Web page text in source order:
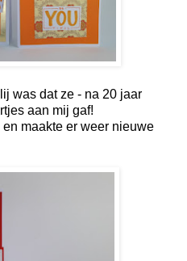
was dat ze - na 20 jaar
aan mij gaf!
en maakte er weer nieuwe